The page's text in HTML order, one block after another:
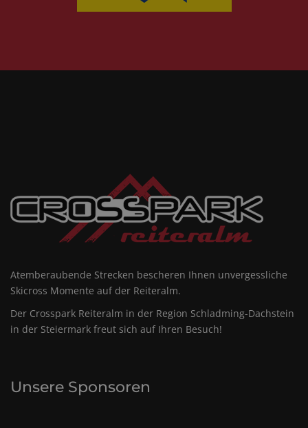
Atemberaubende Strecken bescheren Ihnen unvergessliche
Skicross Momente auf der Reiteralm.
Der Crosspark Reiteralm in der Region Schladming-Dachstein
in der Steiermark freut sich auf Ihren Besuch!
Unsere Sponsoren